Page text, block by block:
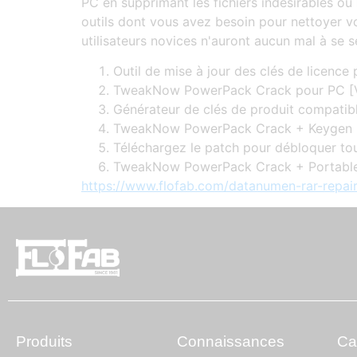
outils dont vous avez besoin pour nettoyer
utilisateurs novices n'auront aucun mal à se
Outil de mise à jour des clés de
TweakNow PowerPack Crack pour
Générateur de clés de produit
TweakNow PowerPack Crack +
Téléchargez le patch pour débloquer
TweakNow PowerPack Crack +
https://www.flofab.com/datanumen-rar-
Produits Connaissances